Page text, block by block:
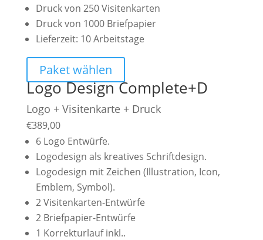
Druck von 250 Visitenkarten
Druck von 1000 Briefpapier
Lieferzeit: 10 Arbeitstage
Paket wählen
Logo Design Complete+D
Logo + Visitenkarte + Druck
€389,00
6 Logo Entwürfe.
Logodesign als kreatives Schriftdesign.
Logodesign mit Zeichen (Illustration, Icon,
Emblem, Symbol).
2 Visitenkarten-Entwürfe
2 Briefpapier-Entwürfe
1 Korrekturlauf inkl..